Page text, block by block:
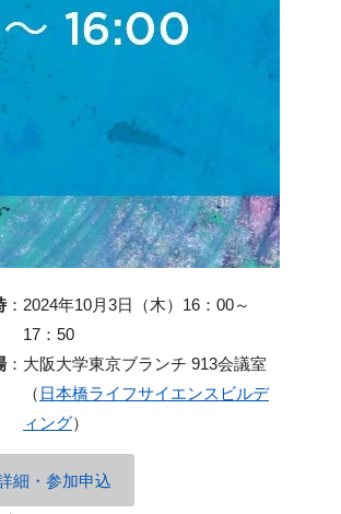
： 2024年10月3日（木）16：00～
17：50
： 大阪大学東京ブランチ 913会議室
（ 日本橋ライフサイエンスビルデ
ィング）
細・参加申込